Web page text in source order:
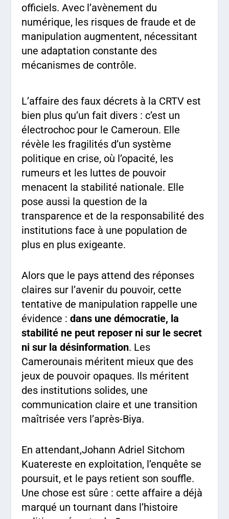
officiels. Avec l’avènement du
numérique, les risques de fraude et de
manipulation augmentent, nécessitant
une adaptation constante des
mécanismes de contrôle.
L’affaire des faux décrets à la CRTV est
bien plus qu’un fait divers : c’est un
électrochoc pour le Cameroun. Elle
révèle les fragilités d’un système
politique en crise, où l’opacité, les
rumeurs et les luttes de pouvoir
menacent la stabilité nationale. Elle
pose aussi la question de la
transparence et de la responsabilité des
institutions face à une population de
plus en plus exigeante.
Alors que le pays attend des réponses
claires sur l’avenir du pouvoir, cette
tentative de manipulation rappelle une
évidence :dans une démocratie, la
stabilité ne peut reposer ni sur le secret
ni sur la désinformation. Les
Camerounais méritent mieux que des
jeux de pouvoir opaques. Ils méritent
des institutions solides, une
communication claire et une transition
maîtrisée vers l’après-Biya.
En attendant,Johann Adriel Sitchom
Kuatereste en exploitation, l’enquête se
poursuit, et le pays retient son souffle.
Une chose est sûre : cette affaire a déjà
marqué un tournant dans l’histoire